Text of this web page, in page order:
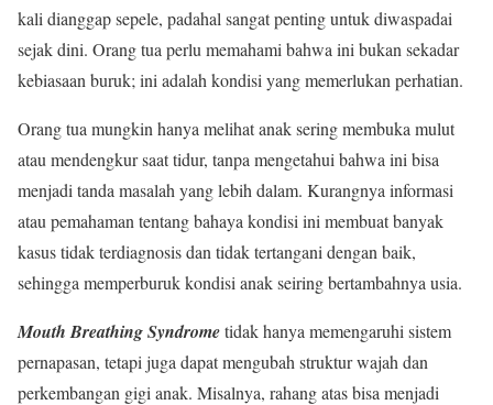
kali dianggap sepele, padahal sangat penting untuk diwaspadai
sejak dini. Orang tua perlu memahami bahwa ini bukan sekadar
kebiasaan buruk; ini adalah kondisi yang memerlukan perhatian.
Orang tua mungkin hanya melihat anak sering membuka mulut
atau mendengkur saat tidur, tanpa mengetahui bahwa ini bisa
menjadi tanda masalah yang lebih dalam. Kurangnya informasi
atau pemahaman tentang bahaya kondisi ini membuat banyak
kasus tidak terdiagnosis dan tidak tertangani dengan baik,
sehingga memperburuk kondisi anak seiring bertambahnya usia.
Mouth Breathing Syndrometidak hanya memengaruhi sistem
pernapasan, tetapi juga dapat mengubah struktur wajah dan
perkembangan gigi anak. Misalnya, rahang atas bisa menjadi